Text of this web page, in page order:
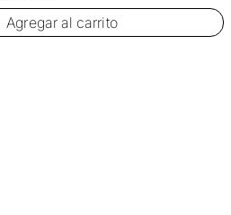
Agregar al carrito